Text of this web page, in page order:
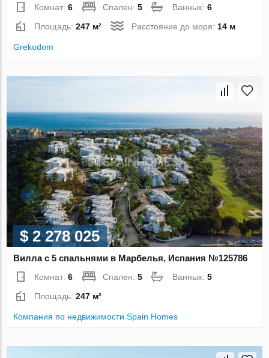
Комнат:6 Спален:5 Ванных:6
Площадь:247 м² Расстояние до моря:14 м
Grekodom
$ 2 278 025
Вилла с 5 спальнями в Марбелья, Испания №125786
Комнат:6 Спален:5 Ванных:5
Площадь:247 м²
Компания по недвижимости Spain Homes